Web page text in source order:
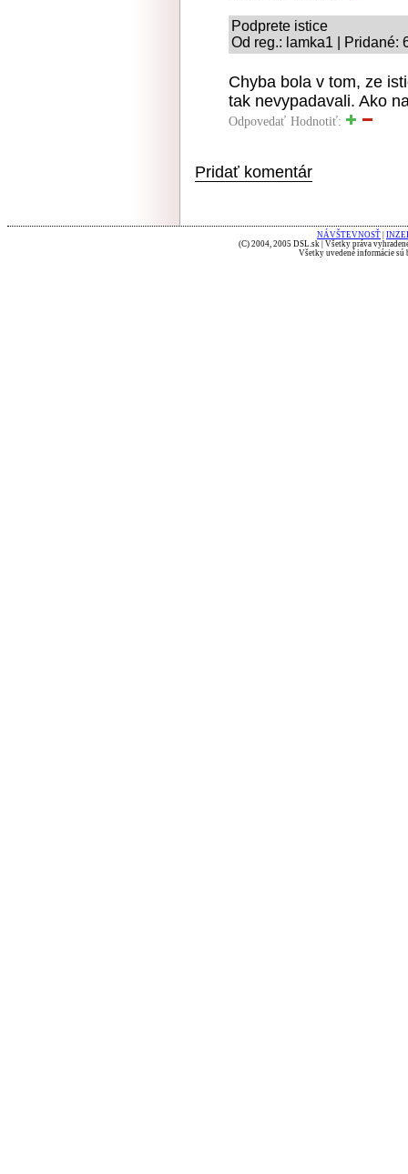
Podprete istice
Od reg.: lamka1 | Pridané:
Chyba bola v tom, ze
tak nevypadavali. Ako
Odpovedať Hodnotiť:
Pridať komentár
NÁVŠTEVNOSŤ
(C) 2004, 2005 DSL.sk | Všetky práva
Všetky uvedené informácie sú